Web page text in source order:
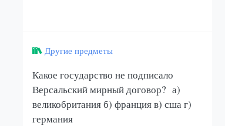
Другие предметы
Какое государство не подписало
Версальский мирный договор? а)
великобритания б) франция в) сша г)
германия